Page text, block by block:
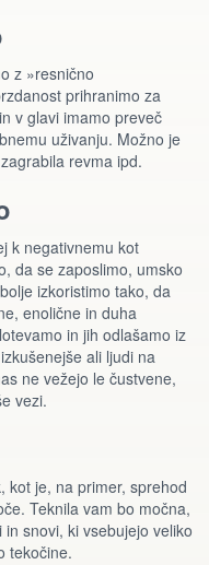
z »resnično
prihranimo za
v glavi imamo preveč
uživanju. Možno je
revma ipd.
k negativnemu kot
da se zaposlimo, umsko
izkoristimo tako, da
enolične in duha
in jih odlašamo iz
ali ljudi na
ne vežejo le čustvene,
vezi.
kot je, na primer, sprehod
Teknila vam bo močna,
snovi, ki vsebujejo veliko
tekočine.